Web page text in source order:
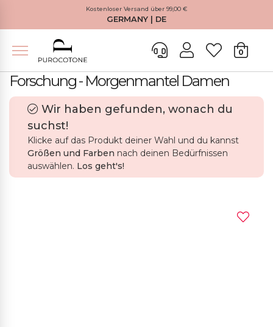
Kostenloser Versand über 99,00 €
GERMANY | DE
0
Forschung - Morgenmantel Damen
Wir haben gefunden, wonach du
suchst!
Klicke auf das Produkt deiner Wahl und du kannst
Größen und Farben nach deinen Bedürfnissen
auswählen. Los geht's!